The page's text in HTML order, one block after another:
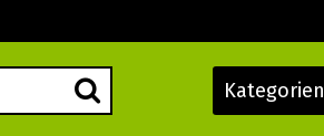
Kategorien